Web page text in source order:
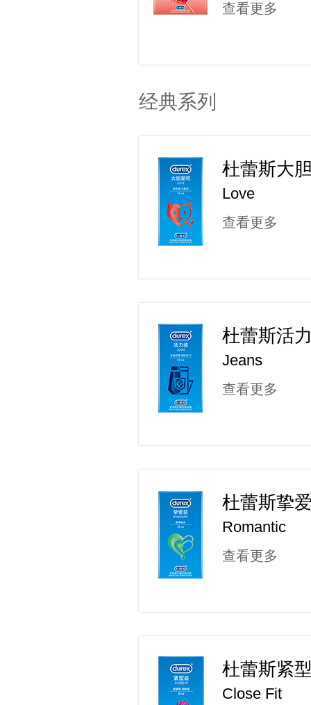
查看更多
经典系列
杜蕾斯大
Love
查看更多
杜蕾斯活
Jeans
查看更多
杜蕾斯挚
Romantic
查看更多
杜蕾斯紧
Close Fit